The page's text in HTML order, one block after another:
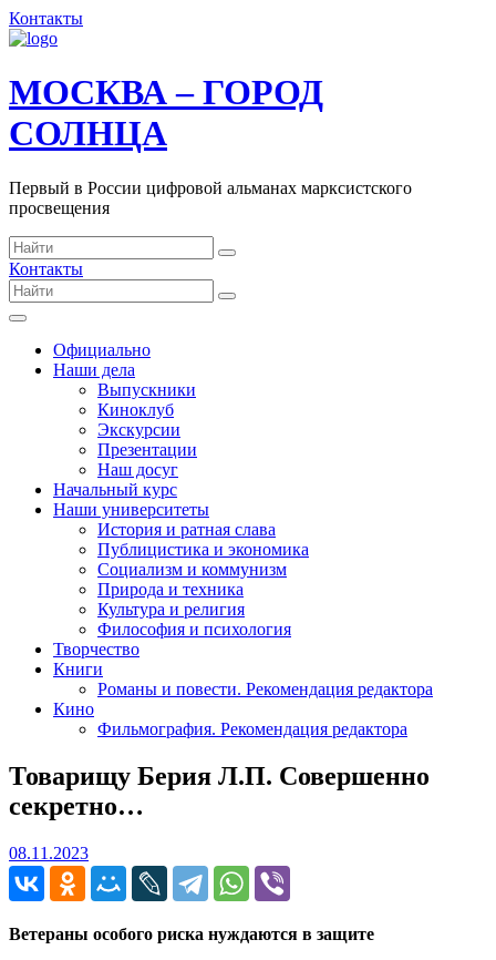
Контакты
МОСКВА – ГОРОД
СОЛНЦА
Первый в России цифровой альманах марксистского
просвещения
Контакты
Официально
Наши дела
Выпускники
Киноклуб
Экскурсии
Презентации
Наш досуг
Начальный курс
Наши университеты
История и ратная слава
Публицистика и экономика
Социализм и коммунизм
Природа и техника
Культура и религия
Философия и психология
Творчество
Книги
Романы и повести. Рекомендация редактора
Кино
Фильмография. Рекомендация редактора
Товарищу Берия Л.П. Совершенно
секретно…
08.11.202308.11.2023
Ветераны особого риска нуждаются в защите